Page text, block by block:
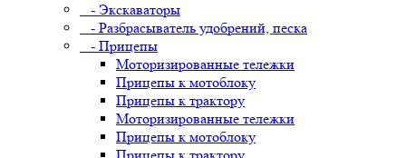
- Экскаваторы
- Разбрасыватель удобрений, песка
- Прицепы
Моторизированные тележки
Прицепы к мотоблоку
Прицепы к трактору
Моторизированные тележки
Прицепы к мотоблоку